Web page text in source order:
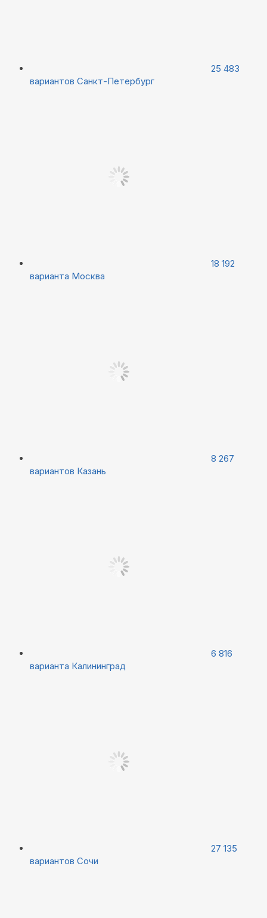
25 483
вариантов Санкт-Петербург
18 192
варианта Москва
8 267
вариантов Казань
6 816
варианта Калининград
27 135
вариантов Сочи